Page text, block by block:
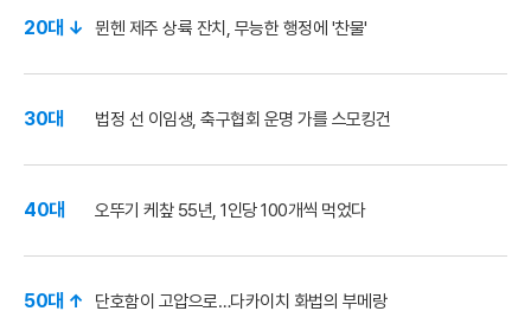
20대 ↓ 뮌헨 제주 상륙 잔치, 무능한 행정에 '찬물'
30대 법정 선 이임생, 축구협회 운명 가를 스모킹건
40대 오뚜기 케챂 55년, 1인당 100개씩 먹었다
50대 ↑ 단호함이 고압으로…다카이치 화법의 부메랑